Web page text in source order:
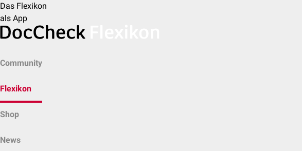
Das Flexikon
als App
Community
Flexikon
Shop
News